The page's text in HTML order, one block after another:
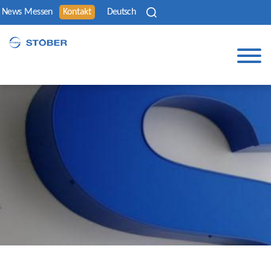
News Messen Kontakt Deutsch